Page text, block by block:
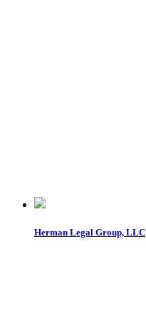
Herman Legal Group, LLC